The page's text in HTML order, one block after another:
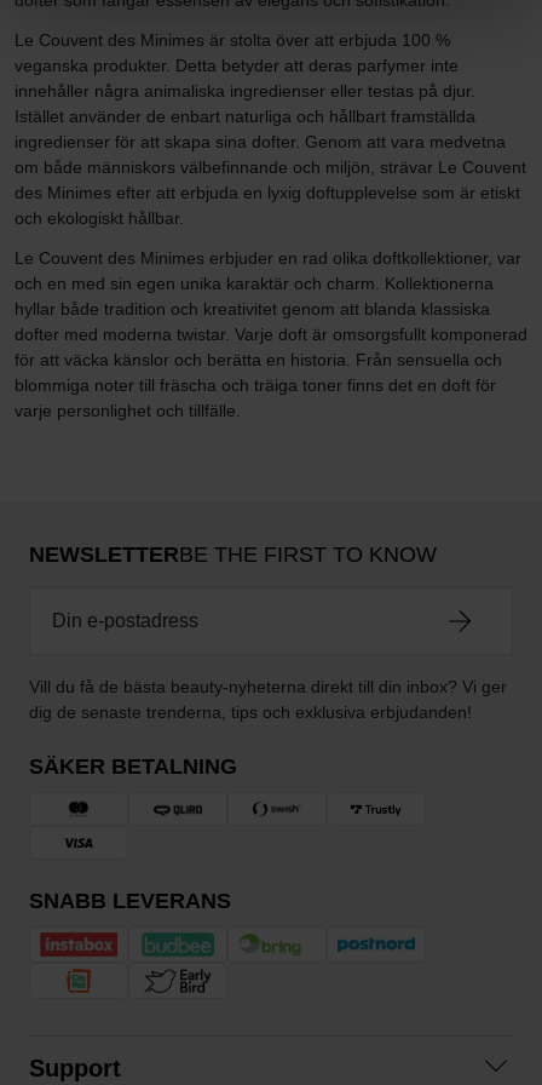
Le Couvent des Minimes är stolta över att erbjuda 100 %
veganska produkter. Detta betyder att deras parfymer inte
innehåller några animaliska ingredienser eller testas på djur.
Istället använder de enbart naturliga och hållbart framställda
ingredienser för att skapa sina dofter. Genom att vara medvetna
om både människors välbefinnande och miljön, strävar Le Couvent
des Minimes efter att erbjuda en lyxig doftupplevelse som är etiskt
och ekologiskt hållbar.
Le Couvent des Minimes erbjuder en rad olika doftkollektioner, var
och en med sin egen unika karaktär och charm. Kollektionerna
hyllar både tradition och kreativitet genom att blanda klassiska
dofter med moderna twistar. Varje doft är omsorgsfullt komponerad
för att väcka känslor och berätta en historia. Från sensuella och
blommiga noter till fräscha och träiga toner finns det en doft för
varje personlighet och tillfälle.
NEWSLETTERBE THE FIRST TO KNOW
Vill du få de bästa beauty-nyheterna direkt till din inbox? Vi ger
dig de senaste trenderna, tips och exklusiva erbjudanden!
SÄKER BETALNING
SNABB LEVERANS
Support